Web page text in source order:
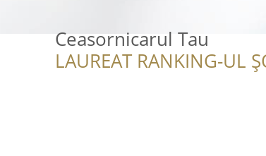
Ceasornicarul Tau
LAUREAT RANKING-UL